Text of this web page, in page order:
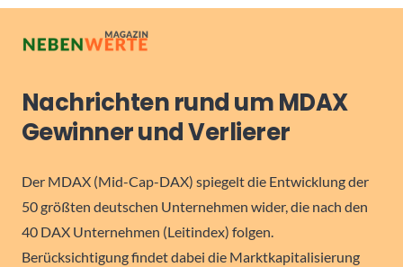
Nachrichten rund um MDAX
Gewinner und Verlierer
Der MDAX (Mid-Cap-DAX) spiegelt die Entwicklung der
50 größten deutschen Unternehmen wider, die nach den
40 DAX Unternehmen (Leitindex) folgen.
Berücksichtigung findet dabei die Marktkapitalisierung